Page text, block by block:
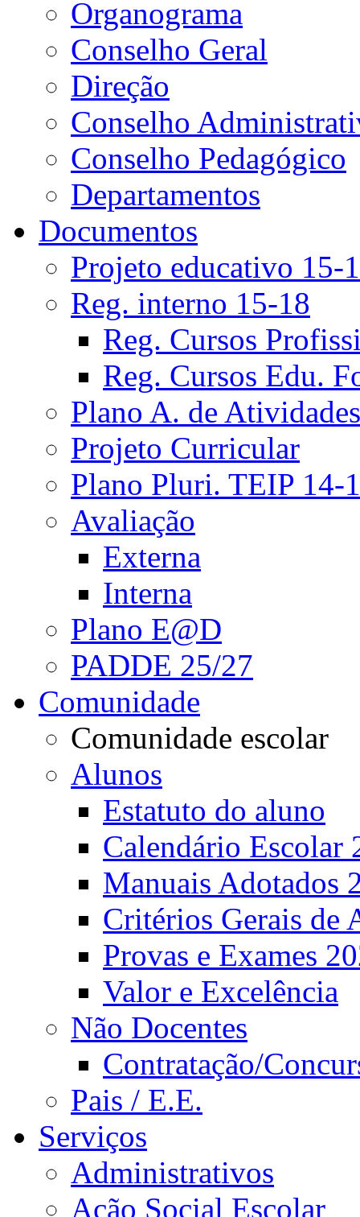
Organograma
Conselho Geral
Direção
Conselho
Conselho Pedagógico
Departamentos
Documentos
Projeto educativo 15-
Reg. interno 15-18
Reg. Cursos
Reg. Cursos Edu.
Plano A. de Atividades
Projeto Curricular
Plano Pluri. TEIP 14-
Avaliação
Externa
Interna
Plano E@D
PADDE 25/27
Comunidade
Comunidade escolar
Alunos
Estatuto do aluno
Calendário Escolar
Manuais Adotados
Critérios Gerais de
Provas e Exames
Valor e Excelência
Não Docentes
Contratação/
Pais / E.E.
Serviços
Administrativos
Ação Social Escolar